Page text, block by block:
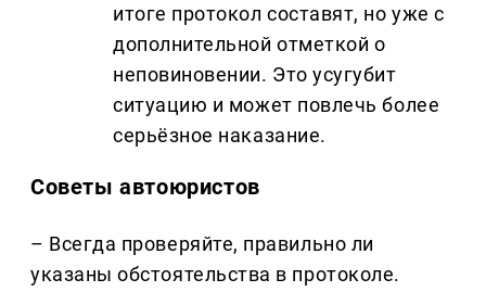
итоге протокол составят, но уже с
дополнительной отметкой о
неповиновении. Это усугубит
ситуацию и может повлечь более
серьёзное наказание.
Советы автоюристов
– Всегда проверяйте, правильно ли
указаны обстоятельства в протоколе.